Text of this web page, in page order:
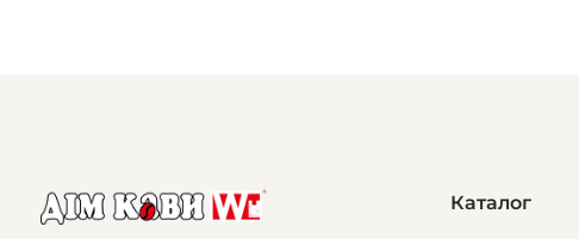
Каталог